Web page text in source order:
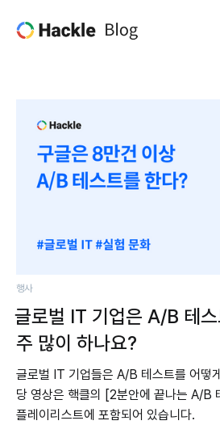
행사
글로벌 IT 기업은 A/B 테
주 많이 하나요?
글로벌 IT 기업들은 A/B 테스트를 어떻
당 영상은 핵클의 [2분안에 끝나는 A/B
플레이리스트에 포함되어 있습니다.